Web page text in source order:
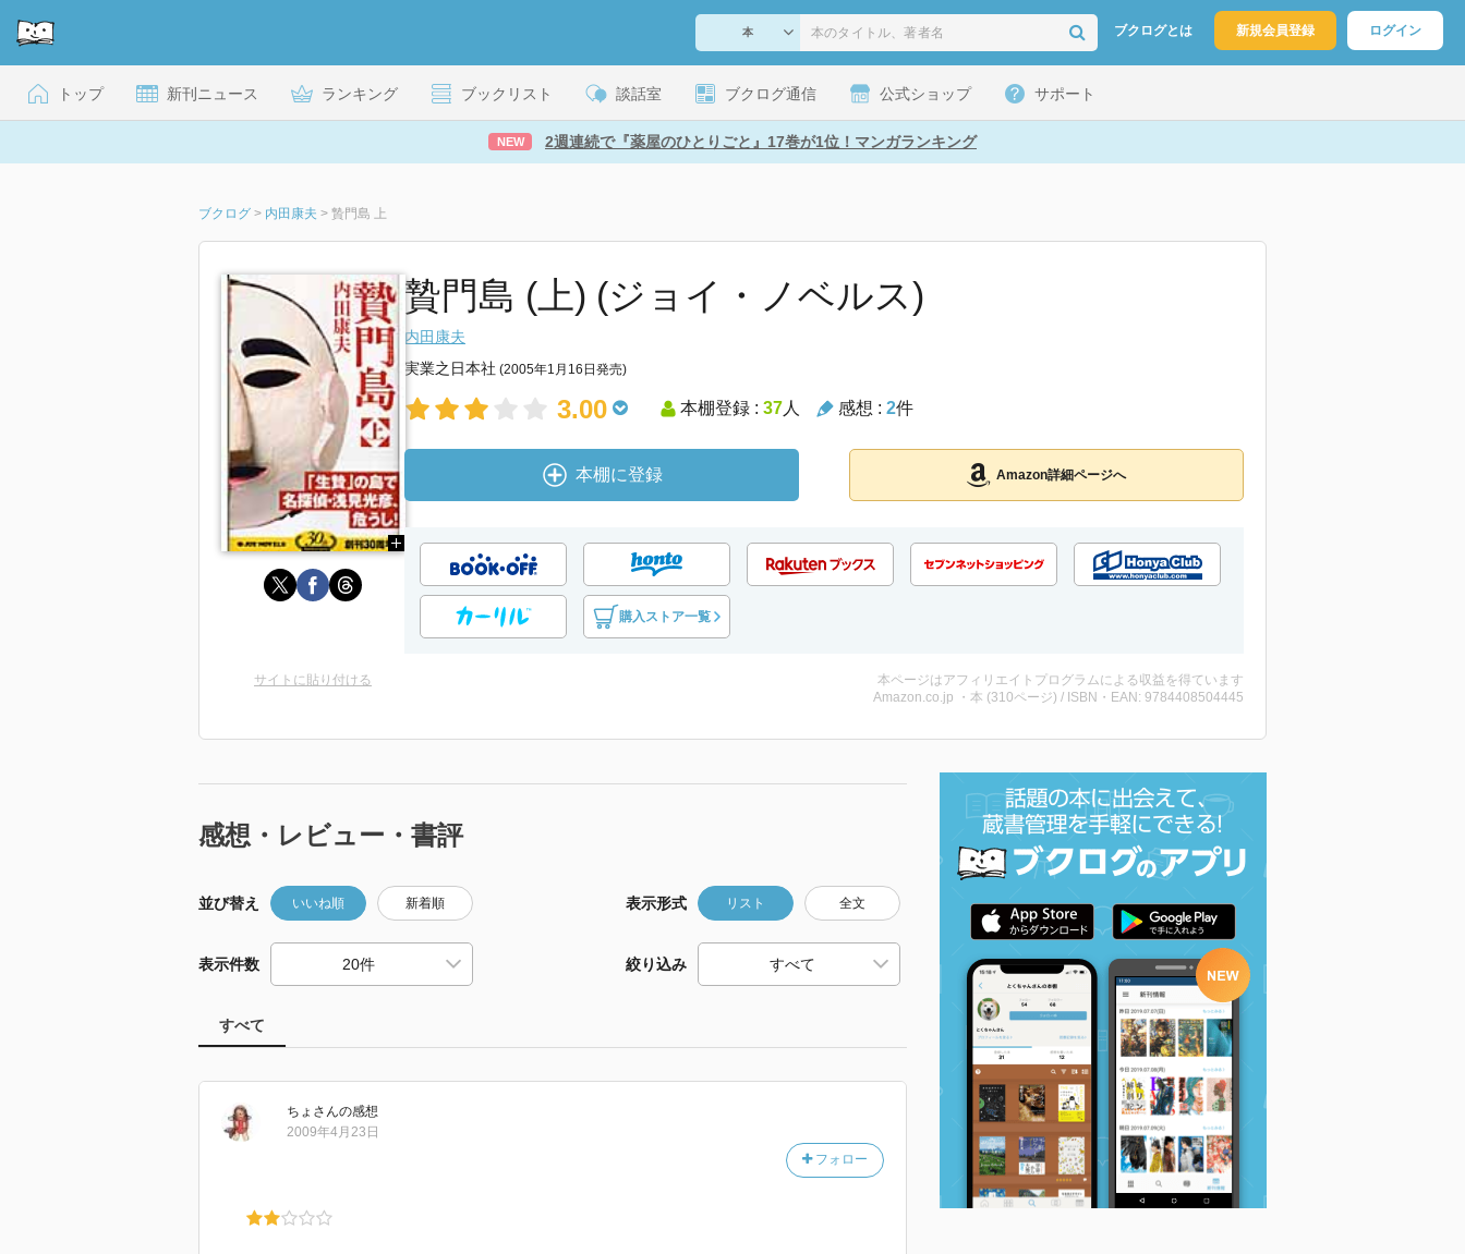
ブクログとは 新規会員登録 ログイン
トップ 新刊ニュース ランキング ブックリスト 談話室 ブクログ通信 公式ショップ サポート
NEW 2週連続で『薬屋のひとりごと』17巻が1位！マンガランキング
ブクログ > 内田康夫 > 贄門島 上
贄門島 (上) (ジョイ・ノベルス)
内田康夫
実業之日本社 (2005年1月16日発売)
3.00 本棚登録 : 37人 感想 : 2件
本棚に登録 Amazon詳細ページへ
購入ストア一覧
サイトに貼り付ける
本ページはアフィリエイトプログラムによる収益を得ています
Amazon.co.jp ・本 (310ページ) / ISBN・EAN: 9784408504445
感想・レビュー・書評
並び替え いいね順 新着順 表示形式 リスト 全文
表示件数 絞り込み
すべて
ちょ さんの感想
フォロー
2009年4月23日